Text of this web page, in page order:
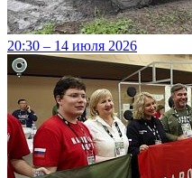
20:30 – 14 июля 2026